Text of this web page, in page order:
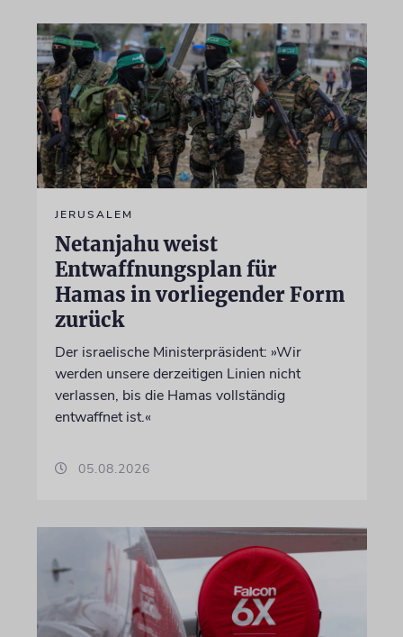
JERUSALEM
Netanjahu weist
Entwaffnungsplan für
Hamas in vorliegender Form
zurück
Der israelische Ministerpräsident: »Wir
werden unsere derzeitigen Linien nicht
verlassen, bis die Hamas vollständig
entwaffnet ist.«
05.08.2026